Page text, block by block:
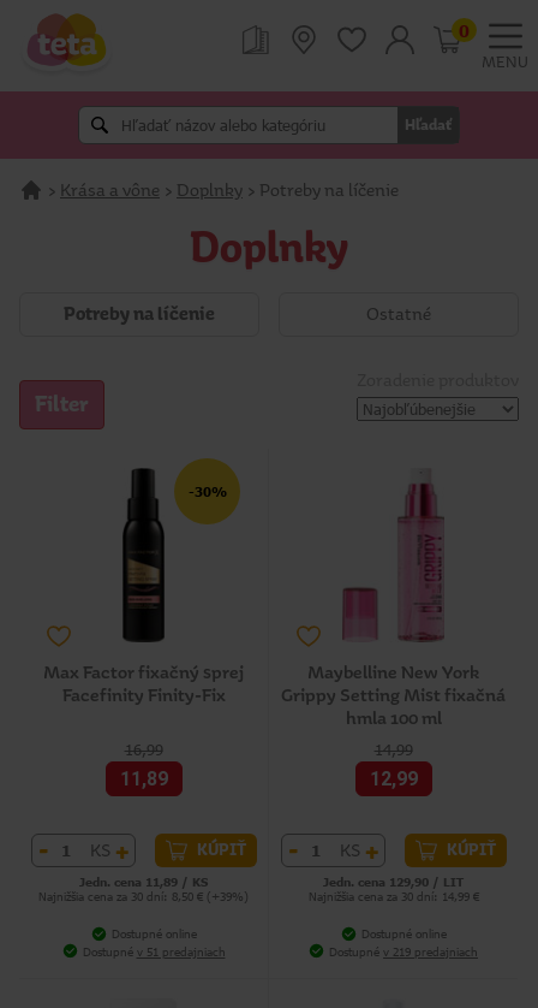
MENU
Hľadať
0
> Krása a vône > Doplnky > Potreby na líčenie
Doplnky
Potreby na líčenie Ostatné
Filter
-30%
Max Factor fixačný sprej
Facefinity Finity-Fix
16,99
11,89
- KS + KÚPIŤ
Jedn. cena 11,89 / KS
Najnižšia cena za 30 dní: 8,50 € (+39%)
Dostupné online
Dostupné v 51 predajniach
Maybelline New York
Grippy Setting Mist fixačná
hmla 100 ml
14,99
12,99
- KS + KÚPIŤ
Jedn. cena 129,90 / LIT
Najnižšia cena za 30 dní: 14,99 €
Dostupné online
Dostupné v 219 predajniach